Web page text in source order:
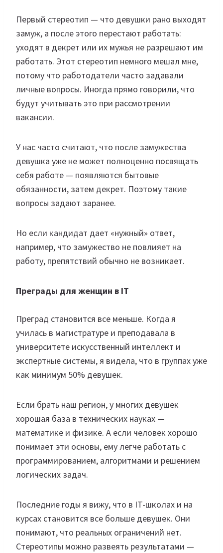
Первый стереотип — что девушки рано выходят
замуж, а после этого перестают работать:
уходят в декрет или их мужья не разрешают им
работать. Этот стереотип немного мешал мне,
потому что работодатели часто задавали
личные вопросы. Иногда прямо говорили, что
будут учитывать это при рассмотрении
вакансии.
У нас часто считают, что после замужества
девушка уже не может полноценно посвящать
себя работе — появляются бытовые
обязанности, затем декрет. Поэтому такие
вопросы задают заранее.
Но если кандидат дает «нужный» ответ,
например, что замужество не повлияет на
работу, препятствий обычно не возникает.
Преграды для женщин в IT
Преград становится все меньше. Когда я
училась в магистратуре и преподавала в
университете искусственный интеллект и
экспертные системы, я видела, что в группах уже
как минимум 50% девушек.
Если брать наш регион, у многих девушек
хорошая база в технических науках —
математике и физике. А если человек хорошо
понимает эти основы, ему легче работать с
программированием, алгоритмами и решением
логических задач.
Последние годы я вижу, что в IT-школах и на
курсах становится все больше девушек. Они
понимают, что реальных ограничений нет.
Стереотипы можно развеять результатами —